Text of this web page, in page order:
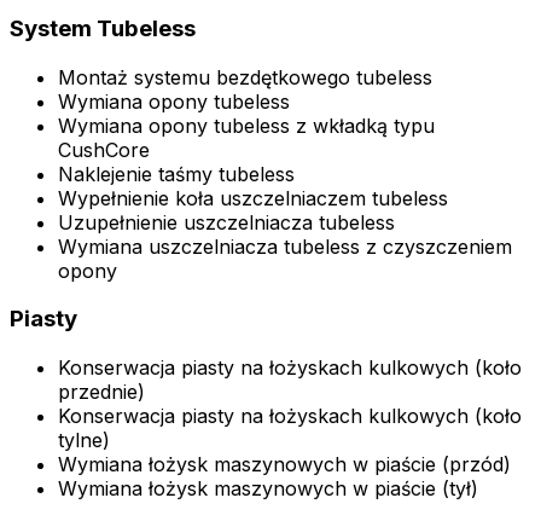
System Tubeless
Montaż systemu bezdętkowego tubeless
Wymiana opony tubeless
Wymiana opony tubeless z wkładką typu
CushCore
Naklejenie taśmy tubeless
Wypełnienie koła uszczelniaczem tubeless
Uzupełnienie uszczelniacza tubeless
Wymiana uszczelniacza tubeless z czyszczeniem
opony
Piasty
Konserwacja piasty na łożyskach kulkowych (koło
przednie)
Konserwacja piasty na łożyskach kulkowych (koło
tylne)
Wymiana łożysk maszynowych w piaście (przód)
Wymiana łożysk maszynowych w piaście (tył)